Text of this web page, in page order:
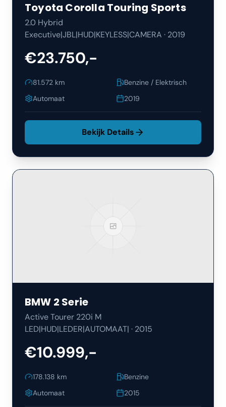
Toyota Corolla Touring Sports
2.0 Hybrid
Executive|JBL|HUD|KEYLESS|CAMERA · 2019
€23.750,-
81.572 km
Benzine / Elektrisch
Automaat
2019
Bekijk Details
BMW 2 Serie
Active Tourer 220i M
LED|HUD|LEDER|AUTOMAAT| · 2015
€10.999,-
178.138 km
Benzine
Automaat
2015